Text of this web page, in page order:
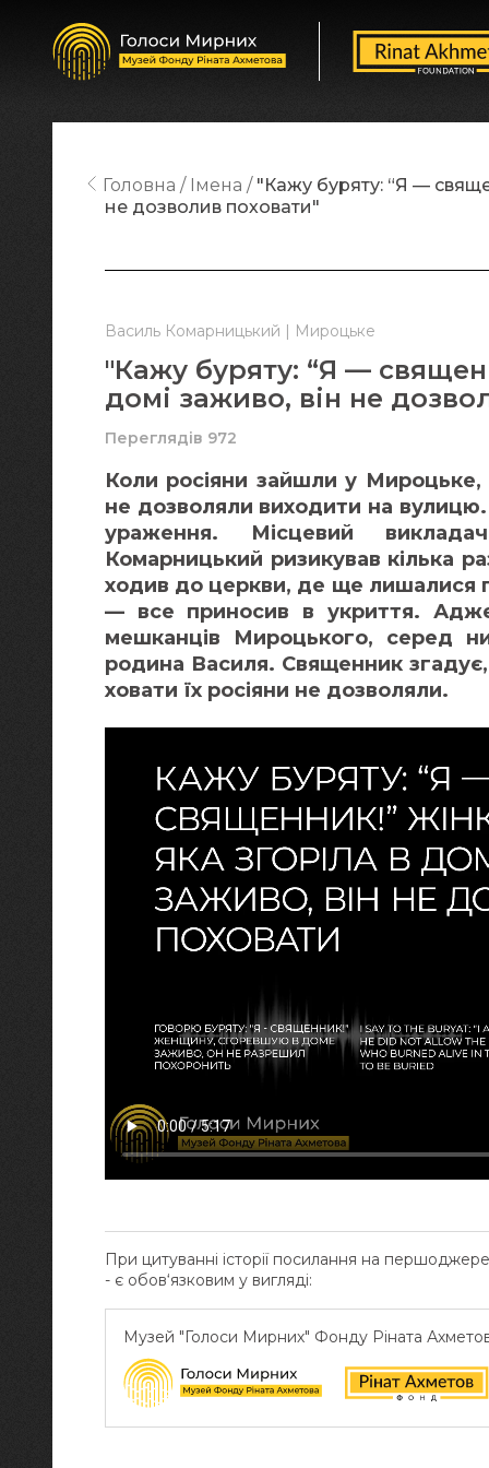
Василь Комарницький | Мироцьке
"Кажу буряту: “Я —
домі заживо, він не
Переглядів 972
Коли росіяни зайшли у Мироцьке,
не дозволяли виходити на
ураження. Місцевий
Комарницький ризикував кілька
ходив до церкви, де ще лишалися
— все приносив в укриття.
мешканців Мироцького, серед
родина Василя. Священник
ховати їх росіяни не дозволяли.
При цитуванні історії посилання на
- є обов‘язковим у вигляді:
Музей "Голоси Мирних" Фонду Ріната
Головна Імена
"Кажу буряту: “Я —
не дозволив поховати"